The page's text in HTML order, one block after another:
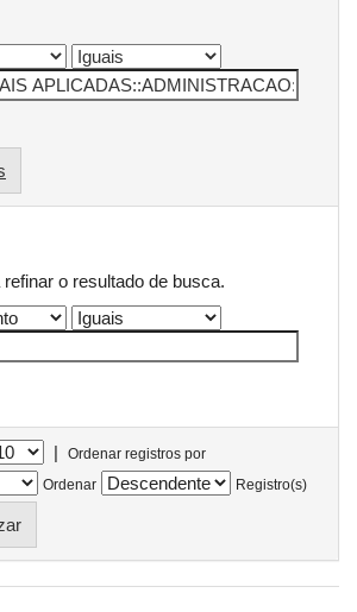
o resultado de busca.
|
Ordenar registros por
Ordenar
Registro(s)